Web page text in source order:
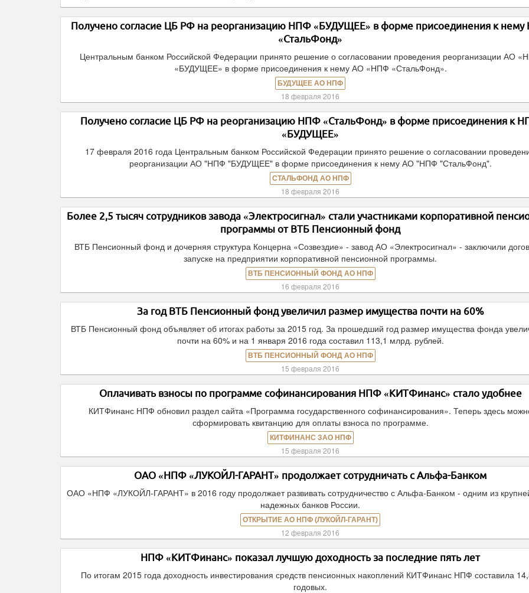
Получено согласие ЦБ РФ на реорганизацию НПФ «БУДУЩЕЕ» в форме присоединения к
«СтальФонд»
Центральным банком Российской Федерации принято решение о согласовании проведения реорганизации АО
«БУДУЩЕЕ» в форме присоединения к нему АО «НПФ «СтальФонд».
БУДУЩЕЕ АО НПФ
18 февраля 2016
Получено согласие ЦБ РФ на реорганизацию НПФ «СтальФонд» в форме присоединения к
«БУДУЩЕЕ»
17 февраля 2016 года Центральным банком Российской Федерации принято решение о согласовании
реорганизации АО "НПФ "БУДУЩЕЕ" в форме присоединения к нему АО "НПФ "СтальФонд".
СТАЛЬФОНД АО НПФ
18 февраля 2016
Более 2,5 тысяч сотрудников завода «Электросигнал» стали участниками корпоративной
программы от ВТБ Пенсионный фонд
ВТБ Пенсионный фонд и дочерняя структура Концерна «Созвездие» - завод АО «Электросигнал» - заключили
запуске на предприятии корпоративной пенсионной программы.
ВТБ ПЕНСИОННЫЙ ФОНД АО НПФ
16 февраля 2016
За год ВТБ Пенсионный фонд увеличил размер имущества почти на 60%
ВТБ Пенсионный фонд объявляет об итогах работы за 2015 год. За прошедший год размер имущества фонда
почти на 60% и на 1 января 2016 года составил 113,1 млрд. рублей.
ВТБ ПЕНСИОННЫЙ ФОНД АО НПФ
15 февраля 2016
Оплачивать взносы по программе софинансирования НПФ «КИТФинанс» стало удобнее
КИТФинанс НПФ обновил раздел сайта «Программа государственного софинансирования». Теперь здесь
сформировать квитанцию для оплаты взноса по программе.
КИТФИНАНС ЗАО НПФ
15 февраля 2016
ОАО «НПФ «ЛУКОЙЛ-ГАРАНТ» продолжает сотрудничать с Альфа-Банком
ОАО «НПФ «ЛУКОЙЛ-ГАРАНТ» в 2016 году продолжает развивать сотрудничество с Альфа-Банком - одним из
надежных банков России.
ОТКРЫТИЕ АО НПФ (ЛУКОЙЛ-ГАРАНТ)
12 февраля 2016
НПФ «КИТФинанс» показал лучшую доходность за последние пять лет
По итогам 2015 года доходность инвестирования средств пенсионных накоплений КИТФинанс НПФ составила
годовых.